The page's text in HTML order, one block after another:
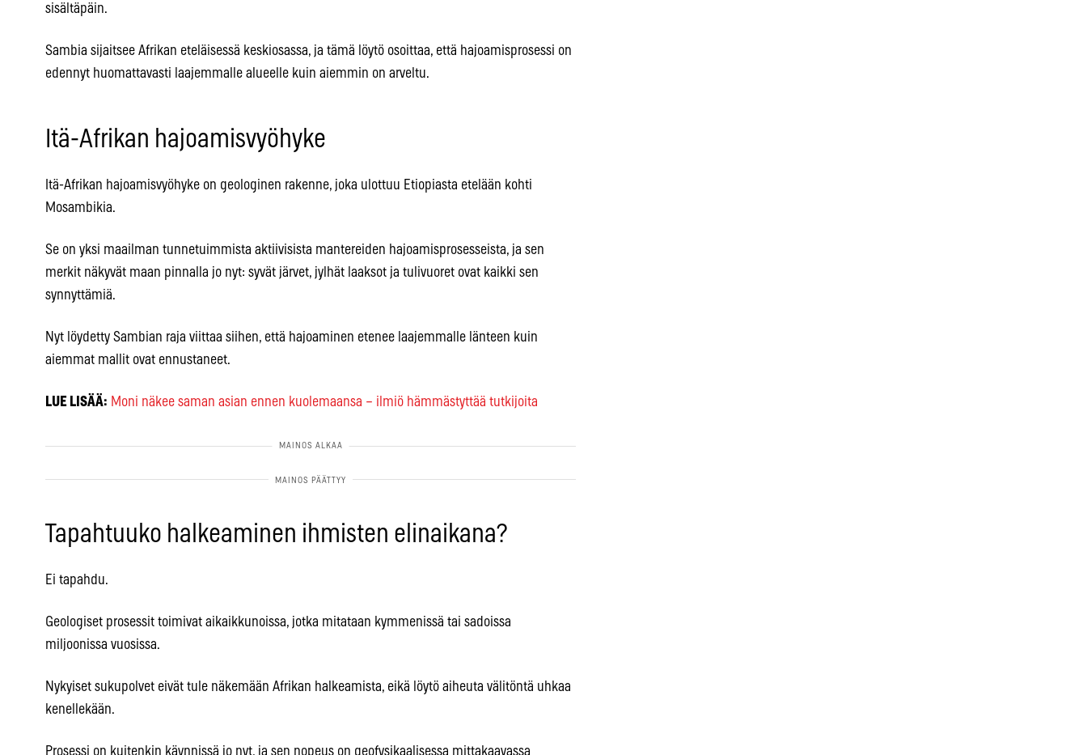
sisältäpäin.
Sambia sijaitsee Afrikan eteläisessä keskiosassa, ja tämä löytö osoittaa, että hajoamisprosessi on
edennyt huomattavasti laajemmalle alueelle kuin aiemmin on arveltu.
Itä-Afrikan hajoamisvyöhyke
Itä-Afrikan hajoamisvyöhyke on geologinen rakenne, joka ulottuu Etiopiasta etelään kohti
Mosambikia.
Se on yksi maailman tunnetuimmista aktiivisista mantereiden hajoamisprosesseista, ja sen
merkit näkyvät maan pinnalla jo nyt: syvät järvet, jylhät laaksot ja tulivuoret ovat kaikki sen
synnyttämiä.
Nyt löydetty Sambian raja viittaa siihen, että hajoaminen etenee laajemmalle länteen kuin
aiemmat mallit ovat ennustaneet.
LUE LISÄÄ: Moni näkee saman asian ennen kuolemaansa – ilmiö hämmästyttää tutkijoita
Tapahtuuko halkeaminen ihmisten elinaikana?
Ei tapahdu.
Geologiset prosessit toimivat aikaikkunoissa, jotka mitataan kymmenissä tai sadoissa
miljoonissa vuosissa.
Nykyiset sukupolvet eivät tule näkemään Afrikan halkeamista, eikä löytö aiheuta välitöntä uhkaa
kenellekään.
Prosessi on kuitenkin käynnissä jo nyt, ja sen nopeus on geofysikaalisessa mittakaavassa